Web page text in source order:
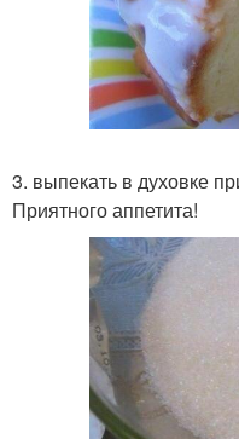
3. выпекать в духовке
Приятного аппетита!